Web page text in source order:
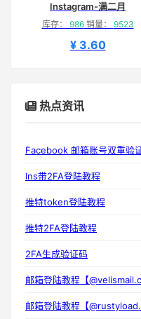
Instagram-满二月
库存： 986销量： 9523
¥ 3.60
热点资讯
Facebook 邮箱账号双重验
Ins带2FA登陆教程
推特token登陆教程
推特2FA登陆教程
2FA生成验证码
邮箱登陆教程【
邮箱登陆教程【